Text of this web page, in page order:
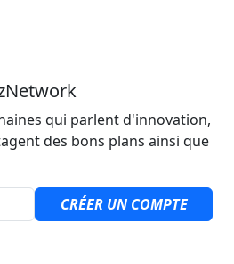
qui parlent d'innovation,
des bons plans ainsi que
CRÉER UN COMPTE